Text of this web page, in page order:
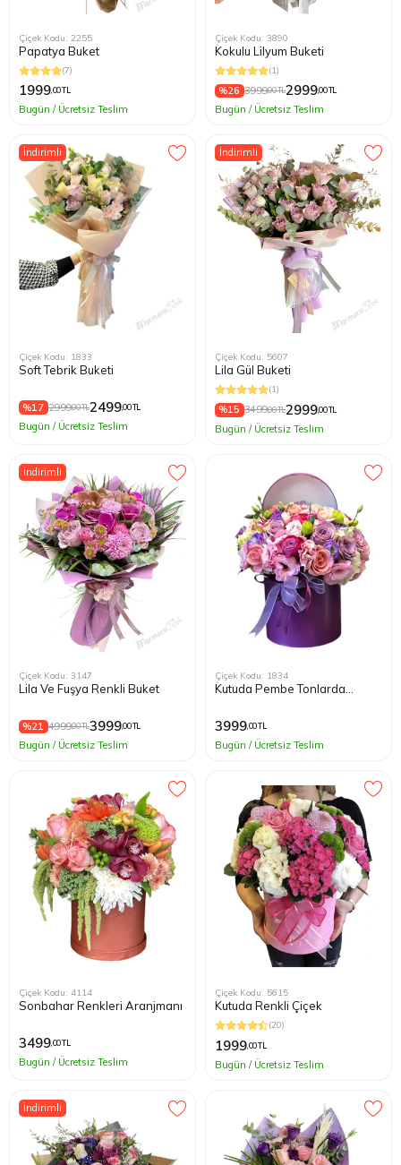
Çiçek Kodu: 2255
Papatya Buket
(7)
1999,00 TL
Bugün / Ücretsiz Teslim
Çiçek Kodu: 3890
Kokulu Lilyum Buketi
(1)
%26 3999,00 TL2999,00 TL
Bugün / Ücretsiz Teslim
İndirimli
Çiçek Kodu: 1833
Soft Tebrik Buketi
%17 2999,00 TL2499,00 TL
Bugün / Ücretsiz Teslim
İndirimli
Çiçek Kodu: 5607
Lila Gül Buketi
(1)
%15 3499,00 TL2999,00 TL
Bugün / Ücretsiz Teslim
İndirimli
Çiçek Kodu: 3147
Lila Ve Fuşya Renkli Buket
%21 4999,00 TL3999,00 TL
Bugün / Ücretsiz Teslim
Çiçek Kodu: 1834
Kutuda Pembe Tonlarda
3999,00 TL
Bugün / Ücretsiz Teslim
Çiçek Kodu: 4114
Sonbahar Renkleri Aranjmanı
3499,00 TL
Bugün / Ücretsiz Teslim
Çiçek Kodu: 5615
Kutuda Renkli Çiçek
(20)
1999,00 TL
Bugün / Ücretsiz Teslim
İndirimli